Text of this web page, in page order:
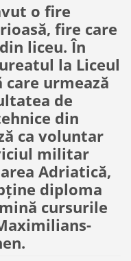
o fire
fire care
liceu. În
la Liceul
care urmează
de
din
ca voluntar
militar
Adriatică,
diploma
cursurile